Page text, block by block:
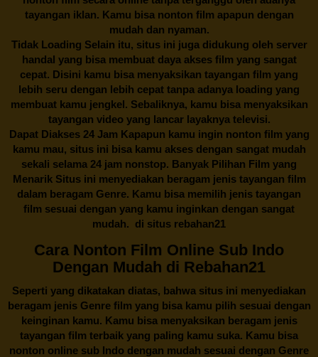
tayangan iklan. Kamu bisa nonton film apapun dengan
mudah dan nyaman.
Tidak Loading Selain itu, situs ini juga didukung oleh server
handal yang bisa membuat daya akses film yang sangat
cepat. Disini kamu bisa menyaksikan tayangan film yang
lebih seru dengan lebih cepat tanpa adanya loading yang
membuat kamu jengkel. Sebaliknya, kamu bisa menyaksikan
tayangan video yang lancar layaknya televisi.
Dapat Diakses 24 Jam Kapapun kamu ingin nonton film yang
kamu mau, situs ini bisa kamu akses dengan sangat mudah
sekali selama 24 jam nonstop. Banyak Pilihan Film yang
Menarik Situs ini menyediakan beragam jenis tayangan film
dalam beragam Genre. Kamu bisa memilih jenis tayangan
film sesuai dengan yang kamu inginkan dengan sangat
mudah. di situs rebahan21
Cara Nonton Film Online Sub Indo
Dengan Mudah di Rebahan21
Seperti yang dikatakan diatas, bahwa situs ini menyediakan
beragam jenis Genre film yang bisa kamu pilih sesuai dengan
keinginan kamu. Kamu bisa menyaksikan beragam jenis
tayangan film terbaik yang paling kamu suka. Kamu bisa
nonton online sub Indo dengan mudah sesuai dengan Genre